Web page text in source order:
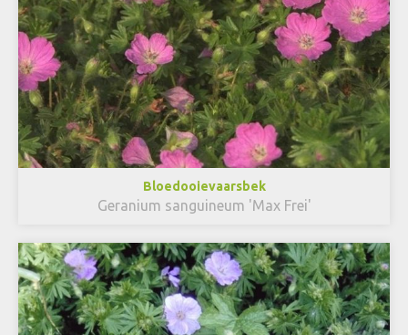
Bloedooievaarsbek
Geranium sanguineum 'Max Frei'